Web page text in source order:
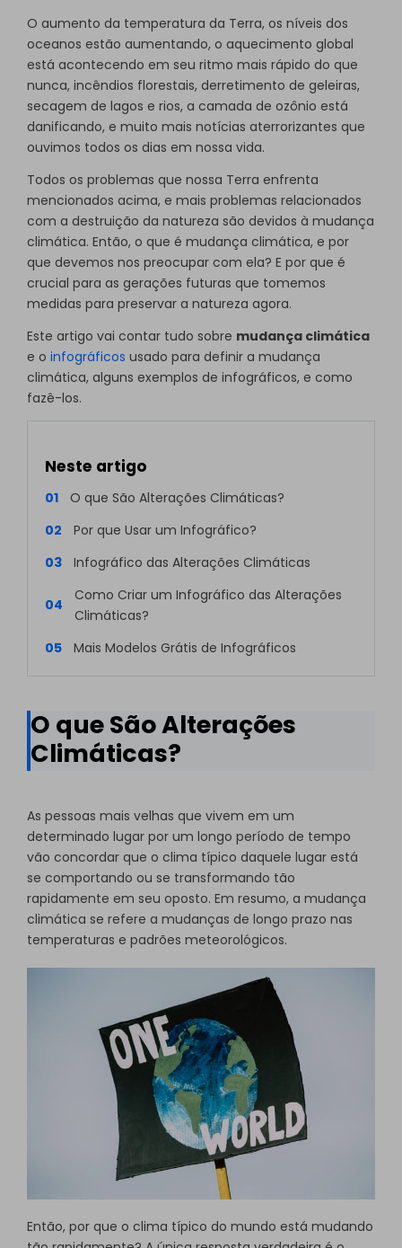
O aumento da temperatura da Terra, os níveis dos
oceanos estão aumentando, o aquecimento global
está acontecendo em seu ritmo mais rápido do que
nunca, incêndios florestais, derretimento de geleiras,
secagem de lagos e rios, a camada de ozônio está
danificando, e muito mais notícias aterrorizantes que
ouvimos todos os dias em nossa vida.
Todos os problemas que nossa Terra enfrenta
mencionados acima, e mais problemas relacionados
com a destruição da natureza são devidos à mudança
climática. Então, o que é mudança climática, e por
que devemos nos preocupar com ela? E por que é
crucial para as gerações futuras que tomemos
medidas para preservar a natureza agora.
Este artigo vai contar tudo sobre mudança climática
e o infográficos usado para definir a mudança
climática, alguns exemplos de infográficos, e como
fazê-los.
Neste artigo
01
O que São Alterações Climáticas?
02
Por que Usar um Infográfico?
03
Infográfico das Alterações Climáticas
04
Como Criar um Infográfico das Alterações
Climáticas?
05
Mais Modelos Grátis de Infográficos
O que São Alterações
Climáticas?
As pessoas mais velhas que vivem em um
determinado lugar por um longo período de tempo
vão concordar que o clima típico daquele lugar está
se comportando ou se transformando tão
rapidamente em seu oposto. Em resumo, a mudança
climática se refere a mudanças de longo prazo nas
temperaturas e padrões meteorológicos.
Então, por que o clima típico do mundo está mudando